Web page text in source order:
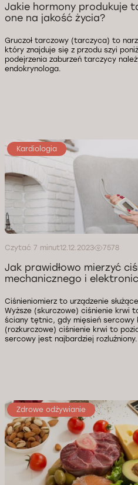
Jakie hormony produkuje
one na jakość życia?
Gruczoł tarczowy (tarczyca) to
który znajduje się z przodu szyi
podejrzenia zaburzeń tarczycy
endokrynologa.
Kardiologia
Czytać 7 minut12.12.2023 7578
Jak prawidłowo mierzyć
mechanicznego i
Ciśnieniomierz to urządzenie
Wyższe (skurczowe) ciśnienie krwi
ściany tętnic, gdy mięsień sercowy
(rozkurczowe) ciśnienie krwi to
sercowy jest najbardziej rozluźniony.
Zdrowe odżywianie